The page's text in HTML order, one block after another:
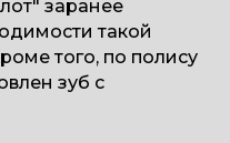
заранее
такой
того, по полису
зуб с